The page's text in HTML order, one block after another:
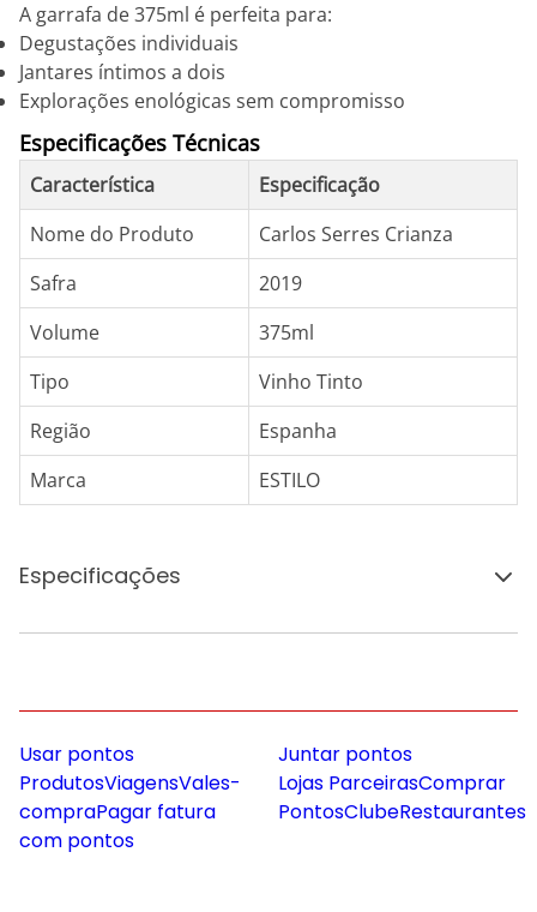
A garrafa de 375ml é perfeita para:
Degustações individuais
Jantares íntimos a dois
Explorações enológicas sem compromisso
Especificações Técnicas
Característica
Especificação
Nome do Produto
Carlos Serres Crianza
Safra
2019
Volume
375ml
Tipo
Vinho Tinto
Região
Espanha
Marca
ESTILO
Especificações
Usar pontos
ProdutosViagensVales-
compraPagar fatura
com pontos
Juntar pontos
Lojas ParceirasComprar
PontosClubeRestaurantes